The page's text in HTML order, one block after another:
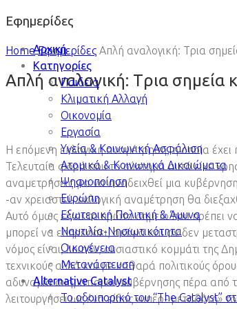
Αρχική
Κατηγορίες
Παιδεία
Κλιματική Αλλαγή
Οικονομία
Εργασία
Υγεία & Κοινωνική Ασφάλιση
Ατομικά & Κοινωνικά Δικαιώματα
Ψηφιοποίηση
Ευρώπη
Εξωτερική Πολιτική & Άμυνα
Ναυτιλία-Νησιωτικότητα
Οικογένεια
Μετανάστευση
Alternative Catalyst
To οδοιπορικό του “The Catalyst”
Εφημερίδες
Home Εφημερίδες Απλή αναλογική: Tρια
Απλή αναλογική: Tρια σημεία
Η επόμενη εκλογική αναμέτρηση, η οποία έχει
Τελευταία φορά που το σύστημα αυτό είχε
αναμετρήσεις για να αναδειχθεί μια
-αν χρειαστεί- εκλογική αναμέτρηση θα
Αυτό όμως είναι το πρώτο σημείο που πρέπει
μπορεί να επηρεάσει, ακόμα και αν δεν
νόμος είναι, λοιπόν, ουσιαστικό κομμάτι της
τεχνικούς αλλά και με καθαρά πολιτικούς
αδυναμία σχηματισμού κυβέρνησης πέρα από
λειτουργήσει ως ένα είδος «υπερ- μεταδότη»